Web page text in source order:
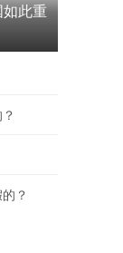
专家：特朗普政
此重
？